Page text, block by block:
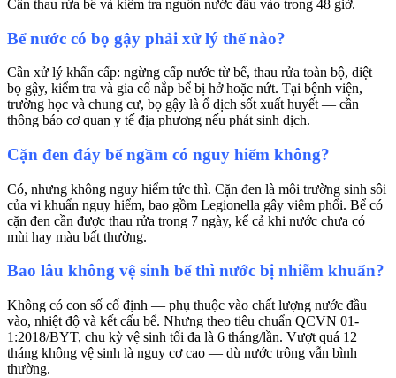
Cần thau rửa bể và kiểm tra nguồn nước đầu vào trong 48 giờ.
Bể nước có bọ gậy phải xử lý thế nào?
Cần xử lý khẩn cấp: ngừng cấp nước từ bể, thau rửa toàn bộ, diệt
bọ gậy, kiểm tra và gia cố nắp bể bị hở hoặc nứt. Tại bệnh viện,
trường học và chung cư, bọ gậy là ổ dịch sốt xuất huyết — cần
thông báo cơ quan y tế địa phương nếu phát sinh dịch.
Cặn đen đáy bể ngầm có nguy hiểm không?
Có, nhưng không nguy hiểm tức thì. Cặn đen là môi trường sinh sôi
của vi khuẩn nguy hiểm, bao gồm Legionella gây viêm phổi. Bể có
cặn đen cần được thau rửa trong 7 ngày, kể cả khi nước chưa có
mùi hay màu bất thường.
Bao lâu không vệ sinh bể thì nước bị nhiễm khuẩn?
Không có con số cố định — phụ thuộc vào chất lượng nước đầu
vào, nhiệt độ và kết cấu bể. Nhưng theo tiêu chuẩn QCVN 01-
1:2018/BYT, chu kỳ vệ sinh tối đa là 6 tháng/lần. Vượt quá 12
tháng không vệ sinh là nguy cơ cao — dù nước trông vẫn bình
thường.